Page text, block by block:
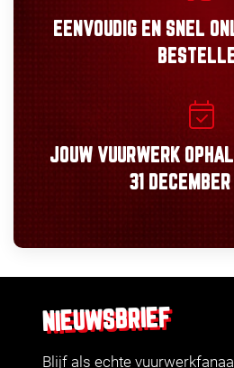
EENVOUDIGEN SNEL
JOUW VUURWERK
31
NIEUWSBRIEF
Blijf als echte